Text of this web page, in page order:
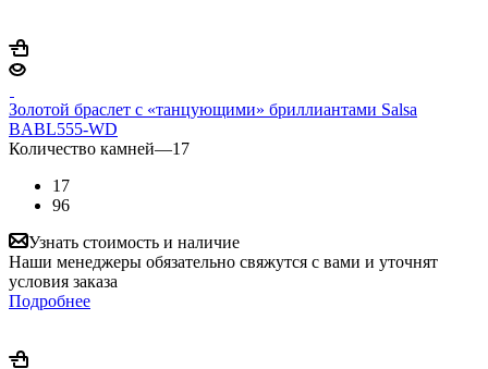
Золотой браслет с «танцующими» бриллиантами Salsa
BABL555-WD
Количество камней—17
17
96
Узнать стоимость и наличие
Наши менеджеры обязательно свяжутся с вами и уточнят
условия заказа
Подробнее